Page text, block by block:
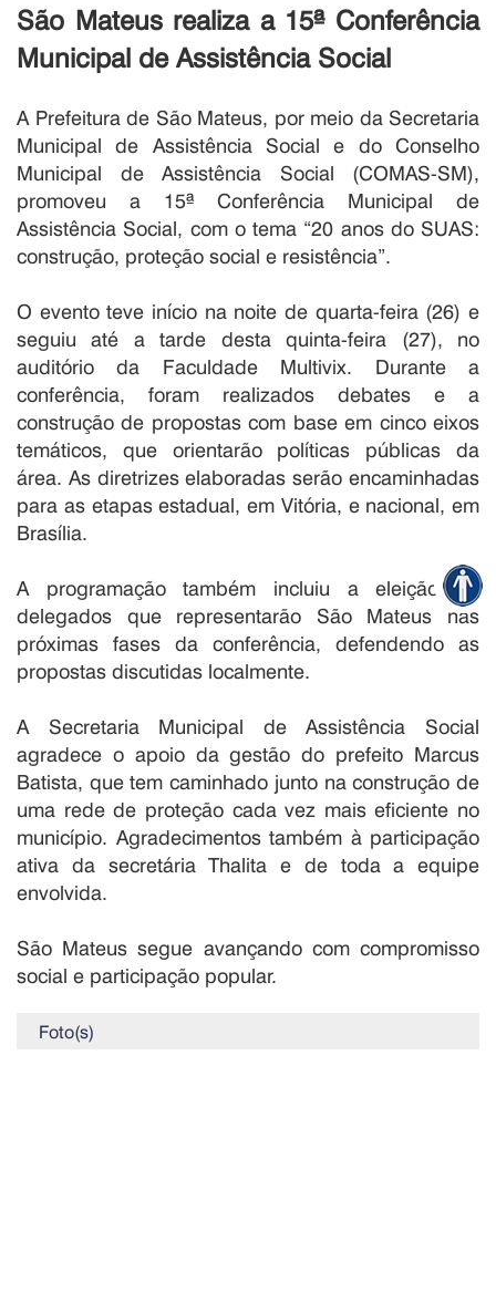
São Mateus realiza a 15ª Conferência
Municipal de Assistência Social
A Prefeitura de São Mateus, por meio da Secretaria
Municipal de Assistência Social e do Conselho
Municipal de Assistência Social (COMAS-SM),
promoveu a 15ª Conferência Municipal de
Assistência Social, com o tema “20 anos do SUAS:
construção, proteção social e resistência”.
O evento teve início na noite de quarta-feira (26) e
seguiu até a tarde desta quinta-feira (27), no
auditório da Faculdade Multivix. Durante a
conferência, foram realizados debates e a
construção de propostas com base em cinco eixos
temáticos, que orientarão políticas públicas da
área. As diretrizes elaboradas serão encaminhadas
para as etapas estadual, em Vitória, e nacional, em
Brasília.
A programação também incluiu a eleição de
delegados que representarão São Mateus nas
próximas fases da conferência, defendendo as
propostas discutidas localmente.
A Secretaria Municipal de Assistência Social
agradece o apoio da gestão do prefeito Marcus
Batista, que tem caminhado junto na construção de
uma rede de proteção cada vez mais eficiente no
município. Agradecimentos também à participação
ativa da secretária Thalita e de toda a equipe
envolvida.
São Mateus segue avançando com compromisso
social e participação popular.
Foto(s)